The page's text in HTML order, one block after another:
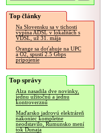
Top články
Na Slovensku sa v tichosti
vypína ADSL v lokalitách s
VDSL, už 31. mája
Orange sa doťahuje na UPC
a O2, spustí 2.5 Gbps
pripojenie
Top správy
Alza nasadila dve novinky,
jednu užitočnú a jednu
kontroverznú
Maďarsko jadrovú elektráreň
nakoniec kompletne
neodstavilo, Rumunsko mení
tok Dunaja